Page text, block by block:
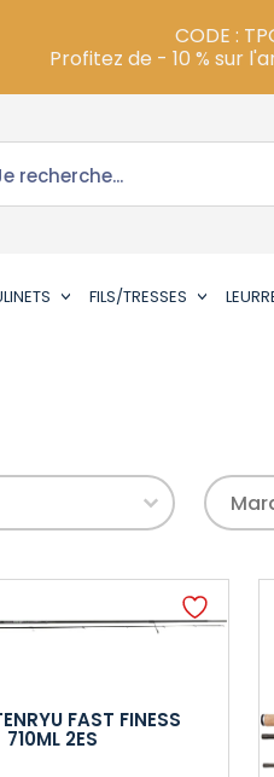
FILS/TRESSES
FAST FINESS
710ML 2ES
CODE :
Profitez de - 10 % sur